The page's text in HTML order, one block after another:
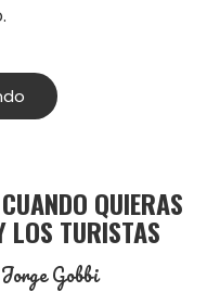
QUIERAS
TURISTAS
Jorge Gobbi